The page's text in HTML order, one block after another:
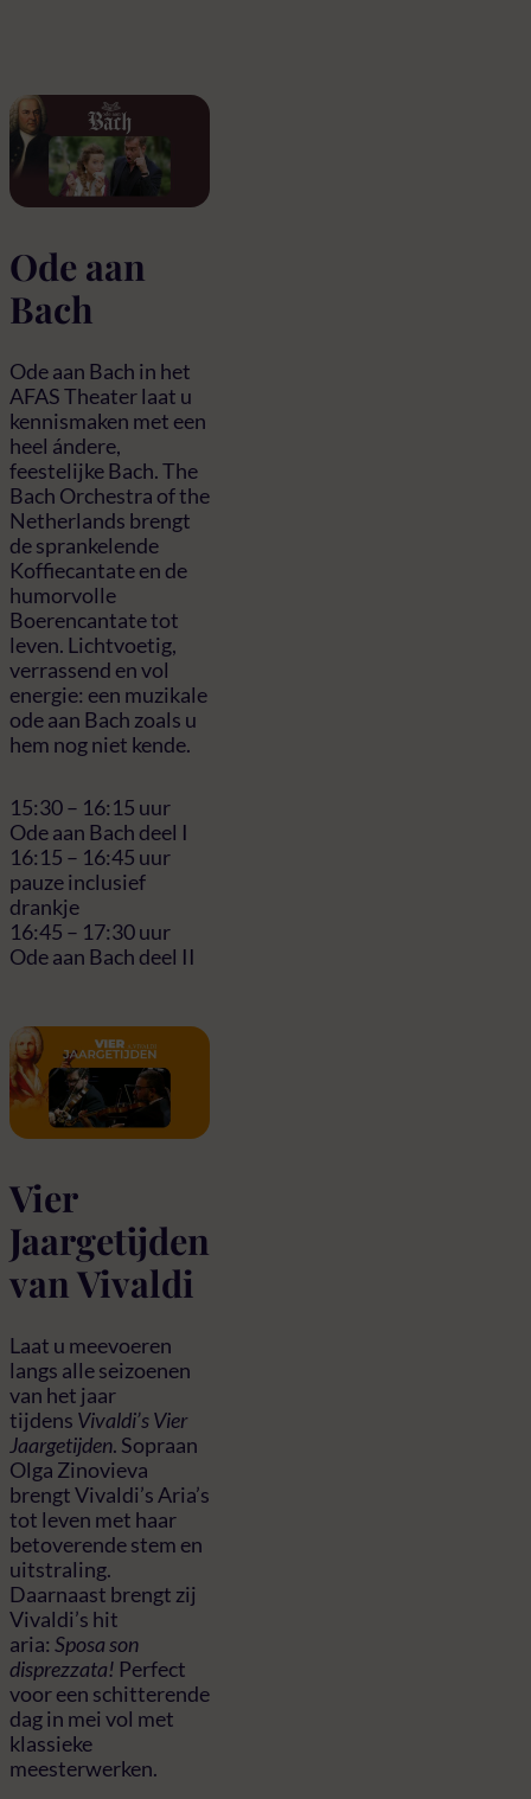
Ode aan
Bach
Ode aan Bach in het
AFAS Theater laat u
kennismaken met een
heel ándere,
feestelijke Bach. The
Bach Orchestra of the
Netherlands brengt
de sprankelende
Koffiecantate en de
humorvolle
Boerencantate tot
leven. Lichtvoetig,
verrassend en vol
energie: een muzikale
ode aan Bach zoals u
hem nog niet kende.
15:30 – 16:15 uur
Ode aan Bach deel I
16:15 – 16:45 uur
pauze inclusief
drankje
16:45 – 17:30 uur
Ode aan Bach deel II
Vier
Jaargetijden
van Vivaldi
Laat u meevoeren
langs alle seizoenen
van het jaar
tijdens Vivaldi’s Vier
Jaargetijden. Sopraan
Olga Zinovieva
brengt Vivaldi’s Aria’s
tot leven met haar
betoverende stem en
uitstraling.
Daarnaast brengt zij
Vivaldi’s hit
aria: Sposa son
disprezzata! Perfect
voor een schitterende
dag in mei vol met
klassieke
meesterwerken.